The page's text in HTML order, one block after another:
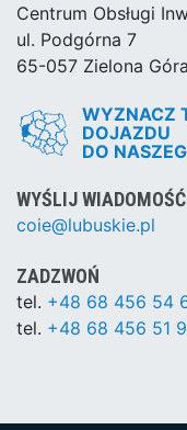
Centrum Obsługi
ul. Podgórna 7
65-057 Zielona Góra
WYZNACZ
DOJAZDU
DO
WYŚLIJ WIADOMOŚĆ
coie@lubuskie.pl
ZADZWOŃ
tel. +48 68 456 54
tel. +48 68 456 51